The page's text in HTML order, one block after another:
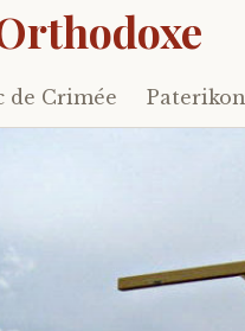
de Crimée Paterikon